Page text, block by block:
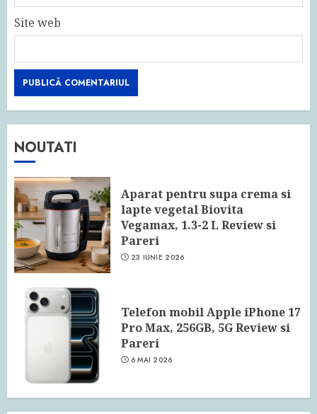
Site web
NOUTATI
Aparat pentru supa crema si
lapte vegetal Biovita
Vegamax, 1.3-2 L Review si
Pareri
23 IUNIE 2026
Telefon mobil Apple iPhone 17
Pro Max, 256GB, 5G Review si
Pareri
6 MAI 2026